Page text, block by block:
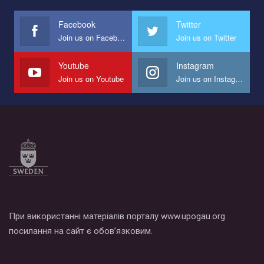
представляющий программу развития организации.
Мы просим вас поддержать нас и помочь нам реализовать
наш план по борьбе с насилием и дискриминацией на почве
СОГИ в Украине.
Все, что вам нужно сделать - это зайти на наш канал YouTube
Facebook
Join us on Facebook
Twitter
Join us on Twitter
Youtube
Join us on Youtube
Instagram
Join us on Instagram
При використанні матеріалів порталу www.upogau.org
посилання на сайт є обов’язковим.